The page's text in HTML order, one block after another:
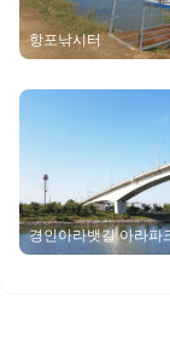
항포낚시터
경인아라뱃길 아라파